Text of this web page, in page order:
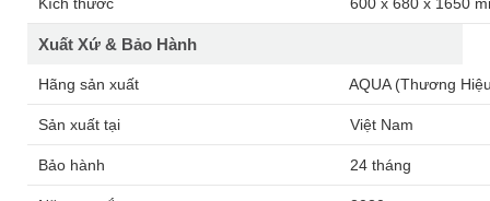
Xuất Xứ & Bảo Hành
Hãng sản xuất AQUA (Thương
Sản xuất tại Việt Nam
Bảo hành 24 tháng